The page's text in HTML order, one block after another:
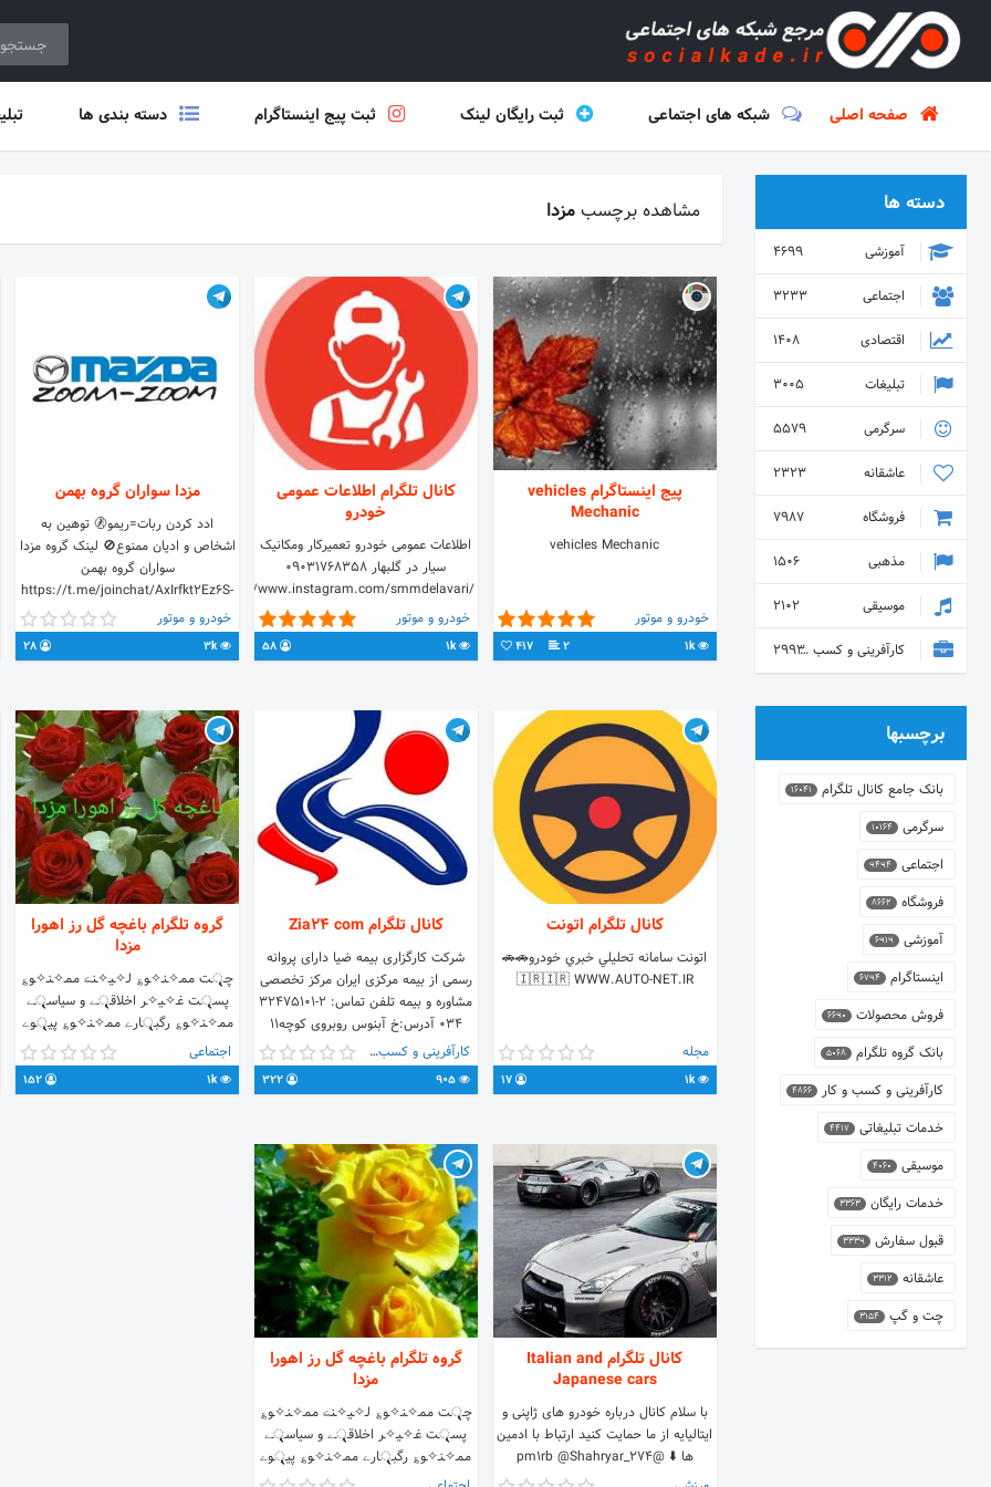
صفحه اصلی شبکه های اجتماعی ثبت رایگان لینک ثبت پیج اینستاگرام دسته بندی ها
مشاهده برچسب مزدا
پیج اینستاگرام vehicles
Mechanic
vehicles Mechanic
خودرو و موتور
1k
2
417
کانال تلگرام اطلاعات عمومی
خودرو
اطلاعات عمومی خودرو تعمیرکار ومکانیک
سیار در گلبهار 09031768358
https://www.instagram.com/smmdelavari/
@smmd79 خراسان رضوی
خودرو و موتور
1k
58
مزدا سواران گروه بهمن
ادد کردن ربات=ریمو🚷 توهین به
اشخاص و ادیان ممنوع🚫 لینک گروه مزدا
سواران گروه بهمن
https://t.me/joinchat/AxIrfkt2Ez6S-
BNoT1OaJAخودرو و موتور
3k
28
کانال تلگرام اتونت
اتونت سامانه تحليلي خبري خودرو🚗🚗
🇮🇷🇮🇷 WWW.AUTO-NET.IR
مجله
1k
17
کانال تلگرام Zia24 com
شرکت کارگزاری بیمه ضیا دارای پروانه
رسمی از بیمه مرکزی ایران مرکز تخصصی
مشاوره و بیمه تلفن تماس: 2-32475101
034 آدرس:خ آبنوس روبروی کوچه11
کارآفرینی و کسب و کار
905
322
گروه تلگرام باغچه گل رز اهورا
مزدا
چـ়়ৃ়ৃৃৃ়ـت مـمـ✧ـنـ✧ـو؏ لـ✧ـیـ✧ـنڪ مـمـ✧ـنـ✧ـو؏
پسـ়়ৃ়ৃৃৃ়ـت غـ✧ـیـ✧ـر اخلاقـ়়ৃ়ৃৃৃ়ـے و سیاسـ়়ৃ়ৃৃৃ়ـے
مـمـ✧ـنـ✧ـو؏ رگبـ়়ৃ়ৃৃৃ়ـارے مـمـ✧ـنـ✧ـو؏ پیـ়়ৃ়ৃৃৃ়ـوے
مـمـ✧ـنـ✧ـو؏
اجتماعی
1k
152
کانال تلگرام Italian and
Japanese cars
با سلام کانال درباره خودرو های ژاپنی و
ایتالیایه از ما حمایت کنید ارتباط با ادمین
ها ⬇️ @pm1rb @Shahryar_274
گروه تلگرام باغچه گل رز اهورا
مزدا
چـ়়ৃ়ৃৃৃ়ـت مـمـ✧ـنـ✧ـو؏ لـ✧ـیـ✧ـنڪ مـمـ✧ـنـ✧ـو؏
پسـ়়ৃ়ৃৃৃ়ـت غـ✧ـیـ✧ـر اخلاقـ়়ৃ়ৃৃৃ়ـے و سیاسـ়়ৃ়ৃৃৃ়ـے
مـمـ✧ـنـ✧ـو؏ رگبـ়়ৃ়ৃৃৃ়ـارے مـمـ✧ـنـ✧ـو؏ پیـ়়ৃ়ৃৃৃ়ـوے
مـمـ✧ـنـ✧ـو؏
دسته ها
آموزشی
4699
اجتماعی
3233
اقتصادی
1408
تبلیغات
3005
سرگرمی
5579
عاشقانه
2323
فروشگاه
7987
مذهبی
1506
موسیقی
2102
کارآفرینی و کسب و کار 2993
برچسبها
بانک جامع کانال تلگرام 16041
سرگرمی 10164
اجتماعی 9494
فروشگاه 8662
آموزشی 6919
اینستاگرام 6794
فروش محصولات 6690
بانک گروه تلگرام 5068
کارآفرینی و کسب و کار 4866
خدمات تبلیغاتی 4417
موسیقی 4060
خدمات رایگان 3363
قبول سفارش 3339
عاشقانه 3312
چت و گپ 3154